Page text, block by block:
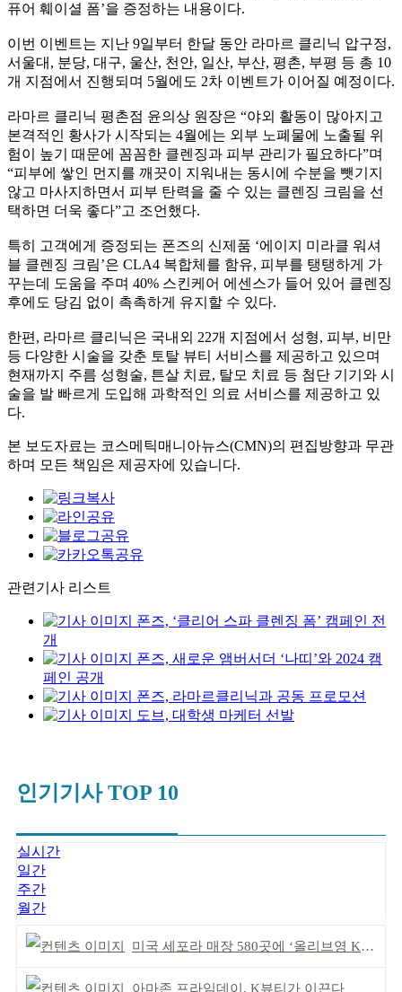
퓨어 훼이셜 폼’을 증정하는 내용이다.
이번 이벤트는 지난 9일부터 한달 동안 라마르 클리닉 압구정,
서울대, 분당, 대구, 울산, 천안, 일산, 부산, 평촌, 부평 등 총 10
개 지점에서 진행되며 5월에도 2차 이벤트가 이어질 예정이다.
라마르 클리닉 평촌점 윤의상 원장은 “야외 활동이 많아지고
본격적인 황사가 시작되는 4월에는 외부 노폐물에 노출될 위
험이 높기 때문에 꼼꼼한 클렌징과 피부 관리가 필요하다”며
“피부에 쌓인 먼지를 깨끗이 지워내는 동시에 수분을 뺏기지
않고 마사지하면서 피부 탄력을 줄 수 있는 클렌징 크림을 선
택하면 더욱 좋다”고 조언했다.
특히 고객에게 증정되는 폰즈의 신제품 ‘에이지 미라클 워셔
블 클렌징 크림’은 CLA4 복합체를 함유, 피부를 탱탱하게 가
꾸는데 도움을 주며 40% 스킨케어 에센스가 들어 있어 클렌징
후에도 당김 없이 촉촉하게 유지할 수 있다.
한편, 라마르 클리닉은 국내외 22개 지점에서 성형, 피부, 비만
등 다양한 시술을 갖춘 토탈 뷰티 서비스를 제공하고 있으며
현재까지 주름 성형술, 튼살 치료, 탈모 치료 등 첨단 기기와 시
술을 발 빠르게 도입해 과학적인 의료 서비스를 제공하고 있
다.
본 보도자료는 코스메틱매니아뉴스(CMN)의 편집방향과 무관
하며 모든 책임은 제공자에 있습니다.
관련기사 리스트
폰즈, ‘클리어 스파 클렌징 폼’ 캠페인 전
개
폰즈, 새로운 앰버서더 ‘나띠’와 2024 캠
페인 공개
폰즈, 라마르클리닉과 공동 프로모션
도브, 대학생 마케터 선발
인기기사 TOP 10
실시간
일간
주간
월간
미국 세포라 매장 580곳에 ‘올리브영 K뷰티에딧’ 론칭
아마존 프라임데이, K뷰티가 이끈다